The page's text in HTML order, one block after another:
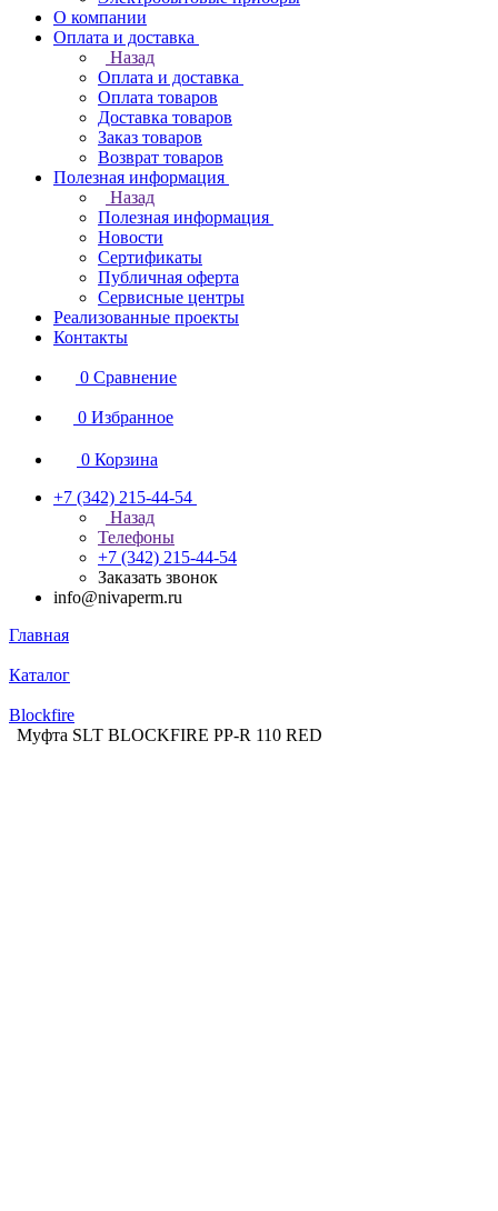
О компании
Оплата и доставка
Назад
Оплата и доставка
Оплата товаров
Доставка товаров
Заказ товаров
Возврат товаров
Полезная информация
Назад
Полезная информация
Новости
Сертификаты
Публичная оферта
Сервисные центры
Реализованные проекты
Контакты
0 Сравнение
0 Избранное
0 Корзина
+7 (342) 215-44-54
Назад
Телефоны
+7 (342) 215-44-54
Заказать звонок
info@nivaperm.ru
Главная
Каталог
Blockfire
Муфта SLT BLOCKFIRE PP-R 110 RED